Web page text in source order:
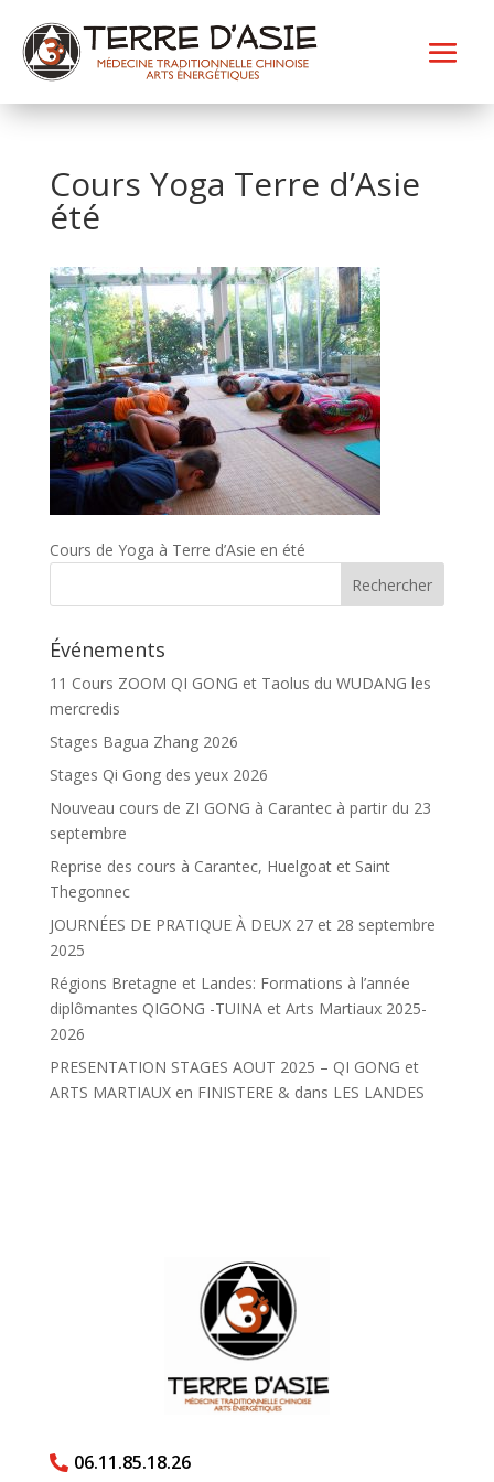
Cours Yoga Terre d’Asie
été
Cours de Yoga à Terre d’Asie en été
Événements
11 Cours ZOOM QI GONG et Taolus du WUDANG les
mercredis
Stages Bagua Zhang 2026
Stages Qi Gong des yeux 2026
Nouveau cours de ZI GONG à Carantec à partir du 23
septembre
Reprise des cours à Carantec, Huelgoat et Saint
Thegonnec
JOURNÉES DE PRATIQUE À DEUX 27 et 28 septembre
2025
Régions Bretagne et Landes: Formations à l’année
diplômantes QIGONG -TUINA et Arts Martiaux 2025-
2026
PRESENTATION STAGES AOUT 2025 – QI GONG et
ARTS MARTIAUX en FINISTERE & dans LES LANDES
 06.11.85.18.26